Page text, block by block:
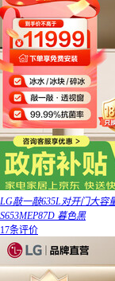
LG敲一敲635L对开门大容
S653MEP87D 暮色黑
17条评价